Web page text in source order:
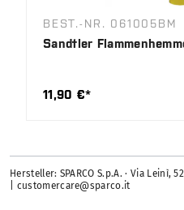
BEST.-NR. 061005BM
Sandtler
11,90 €*
Hersteller: SPARCO S.p.A. · Via Leinì,
| customercare@sparco.it